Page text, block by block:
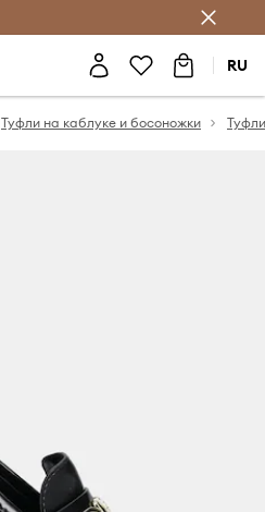
RU
Туфли на каблуке и босоножки Туфли